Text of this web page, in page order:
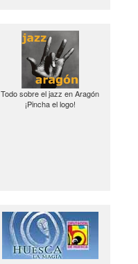
Todo sobre el jazz en Aragón
¡Pincha el logo!